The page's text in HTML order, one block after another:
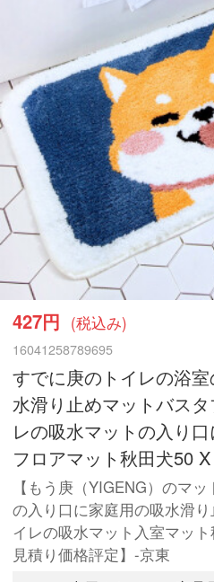
427円 (税込み)
16041258789695
すでに庚のトイレの浴
水滑り止めマットバス
レの吸水マットの入り
フロアマット秋田犬50
【もう庚（YIGENG）のマ
の入り口に家庭用の吸水滑
イレの吸水マット入室マッ
見積り価格評定】-京東